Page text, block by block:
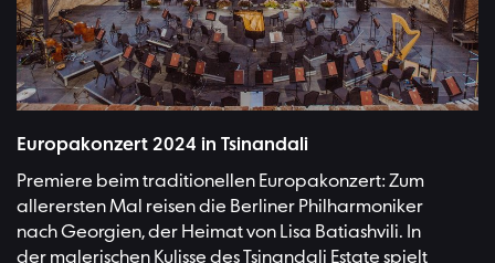
Europakonzert 2024 in Tsinandali
Premiere beim traditionellen Europakonzert: Zum
allerersten Mal reisen die Berliner Philharmoniker
nach Georgien, der Heimat von Lisa Batiashvili. In
der malerischen Kulisse des Tsinandali Estate spielt